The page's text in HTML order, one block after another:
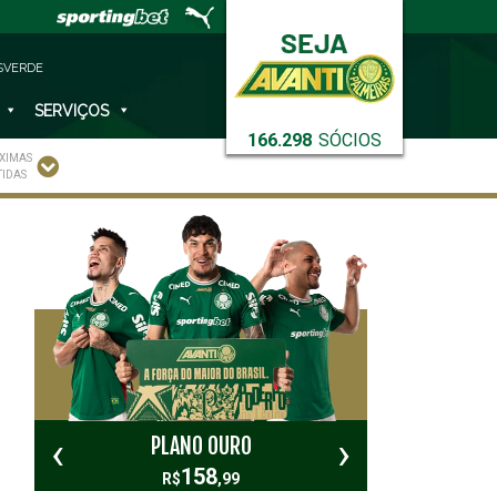
166.298 SÓCIOS
SERVIÇOS
PLANO OURO
R$158,99
‹ ›